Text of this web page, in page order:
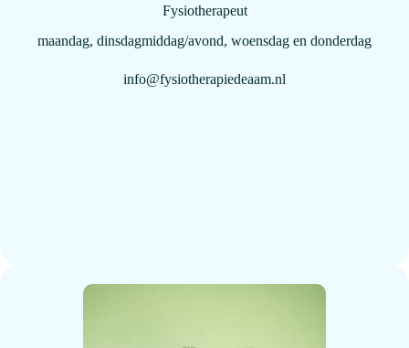
Fysiotherapeut
maandag, dinsdagmiddag/avond, woensdag en donderdag
info@fysiotherapiedeaam.nl